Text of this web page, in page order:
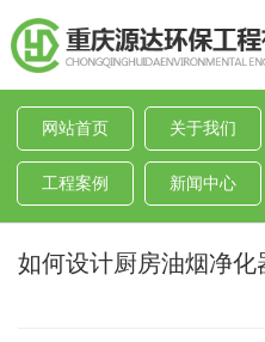
网站首页 关于我们
工程案例 新闻中心
如何设计厨房油烟净化